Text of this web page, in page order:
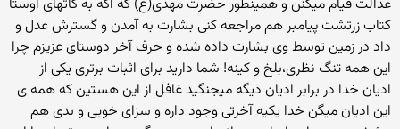
عدالت قیام میکنن و همینطور حضرت مهدی(ع) که اگه به گاتهای اوستا
کتاب زرتشت پیامبر هم مراجعه کنی بشارت به آمدن و گسترش عدل و
داد در زمین توسط وی بشارت داده شده و حرف آخر دوستای عزیزم چرا
این همه تنگ نظری،بلخ و کینه! شما دارید برای اثبات برتری یکی از
ادیان خدا در برابر ادیان دیگه میجنگید غافل از این هستین که همه ی
این ادیان میگن خدا یکیه آخرتی وجود داره و سزای خوبی و بدی هم